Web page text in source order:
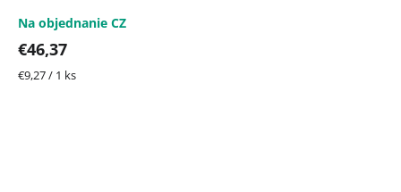
Na objednanie CZ
€46,37
Jednotková
€9,27 / 1 ks